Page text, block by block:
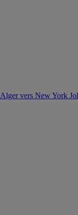
Alger vers New York